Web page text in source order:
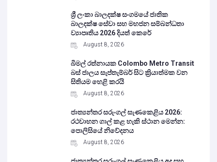
ශ්‍රී ලංකා බාලදක්ෂ සංගමයේ ජාතික
බාලදක්ෂ සේවා සහ මහජන සම්බන්ධතා
ව්‍යාපෘතිය 2026 දියත් කෙරේ
August 8, 2026
බිමල් රත්නායක Colombo Metro Transit
බස් ජාලය සැප්තැම්බර් සිට ක්‍රියාත්මක වන
සිතියම හෙළි කරයි
August 8, 2026
ජාත්‍යන්තර සරුංගල් සැණකෙළිය 2026:
රථවාහන ගාල් කළ හැකි ස්ථාන මෙන්න:
පොලිසියේ නිවේදනය
August 8, 2026